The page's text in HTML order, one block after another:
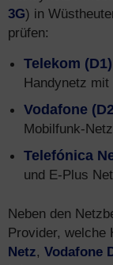
3G) in
prüfen:
Telekom
Handynetz mit
Vodafone
Mobilfunk-
Telefónica
und E-Plus
Neben den
Provider, welche
Netz, Vodafone